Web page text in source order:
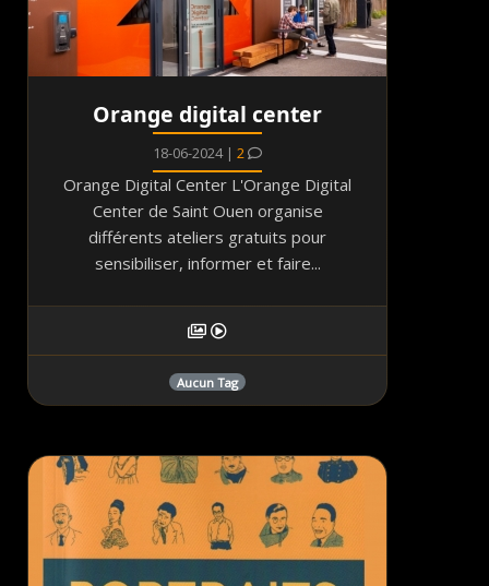
Orange digital center
18-06-2024 | 2
Orange Digital Center L'Orange Digital
Center de Saint Ouen organise
différents ateliers gratuits pour
sensibiliser, informer et faire...
Aucun Tag